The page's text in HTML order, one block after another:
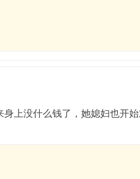
上没什么钱了，她媳妇也开